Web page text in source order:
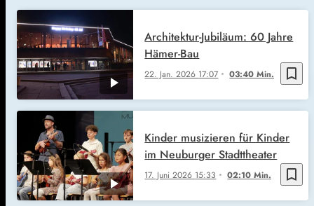
bookmark_border
22. Jan. 2026 17:07 03:40 Min.
Architektur-Jubiläum: 60 Jahre
Hämer-Bau
bookmark_border
17. Juni 2026 15:33 02:10 Min.
Kinder musizieren für Kinder
im Neuburger Stadttheater